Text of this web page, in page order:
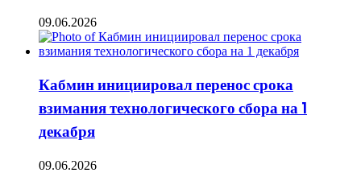
09.06.2026
Кабмин инициировал перенос срока
взимания технологического сбора на 1
декабря
09.06.2026